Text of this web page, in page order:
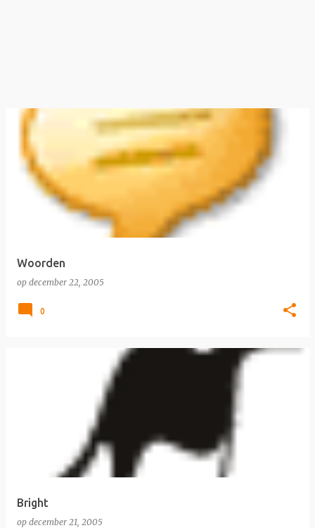
Woorden
op december 22, 2005
0
Bright
op december 21, 2005